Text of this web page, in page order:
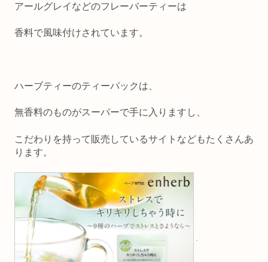
アールグレイなどのフレーバーティーは
香料で風味付けされています。
ハーブティーのティーパックは、
無香料のものがスーパーで手に入りますし、
こだわりを持って販売しているサイトなどもたくさんあ
ります。